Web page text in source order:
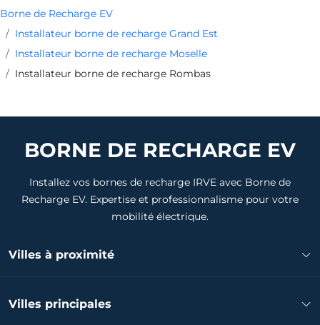
Borne de Recharge EV
Installateur borne de recharge Grand Est
Installateur borne de recharge Moselle
Installateur borne de recharge Rombas
BORNE DE RECHARGE EV
Installez vos bornes de recharge IRVE avec Borne de
Recharge EV. Expertise et professionnalisme pour votre
mobilité électrique.
Villes à proximité
Installateur borne de recharge Amnéville
Villes principales